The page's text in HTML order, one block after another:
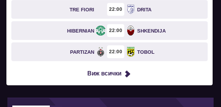
TRE FIORI 22 00 DRITA
HIBERNIAN 22 00 SHKENDIJA
PARTIZAN 22 00 TOBOL
Виж всички